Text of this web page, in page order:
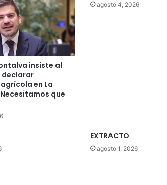
insiste al
declarar
en La
que
agosto 4, 2026
EXTRACTO
agosto 1, 2026